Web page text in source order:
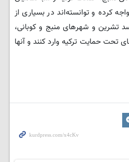
کرده و توانسته‌اند در بسیاری از
تشرین و شهرهای منبج و کوبانی،
تحت حمایت ترکیه وارد کنند و آنها